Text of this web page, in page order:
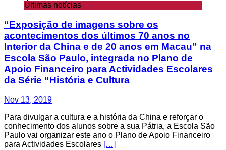
Últimas notícias
“Exposição de imagens sobre os
acontecimentos dos últimos 70 anos no
Interior da China e de 20 anos em Macau” na
Escola São Paulo, integrada no Plano de
Apoio Financeiro para Actividades Escolares
da Série “História e Cultura
Nov 13, 2019
Para divulgar a cultura e a história da China e reforçar o
conhecimento dos alunos sobre a sua Pátria, a Escola São
Paulo vai organizar este ano o Plano de Apoio Financeiro
para Actividades Escolares […]